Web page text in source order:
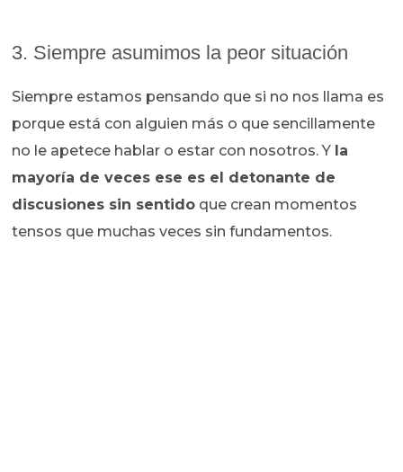
3. Siempre asumimos la peor situación
Siempre estamos pensando que si no nos llama es
porque está con alguien más o que sencillamente
no le apetece hablar o estar con nosotros. Y la
mayoría de veces ese es el detonante de
discusiones sin sentido que crean momentos
tensos que muchas veces sin fundamentos.